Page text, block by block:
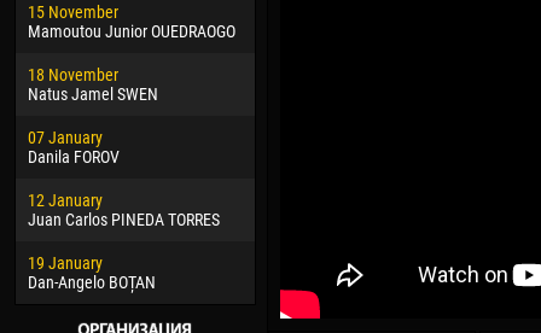
15 November
Mamoutou Junior OUEDRAOGO
18 November
Natus Jamel SWEN
07 January
Danila FOROV
12 January
Juan Carlos PINEDA TORRES
19 January
Dan-Angelo BOȚAN
Raí LOPES DE OLIVEIRA
Ivan